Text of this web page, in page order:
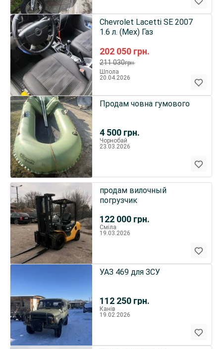
202 050 грн.
211 030грн.
Chevrolet Lacetti SE 2007
1.6 л. (Мех) Газ
Шпола
20.04.2026
4 500 грн.
Продам човна гумового
Чорнобай
23.03.2026
122 000 грн.
продам вилочный
погрузчик
Сміла
19.03.2026
112 250 грн.
УАЗ 469 для ЗСУ
Канів
19.02.2026